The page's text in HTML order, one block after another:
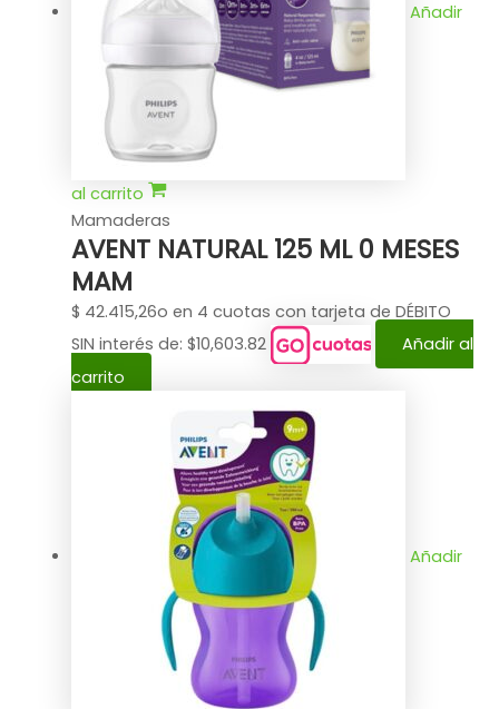
Añadir
al carrito
Mamaderas
AVENT NATURAL 125 ML 0 MESES
MAM
$ 42.415,26o en 4 cuotas con tarjeta de DÉBITO
SIN interés de: $10,603.82
Añadir al
carrito
Añadir